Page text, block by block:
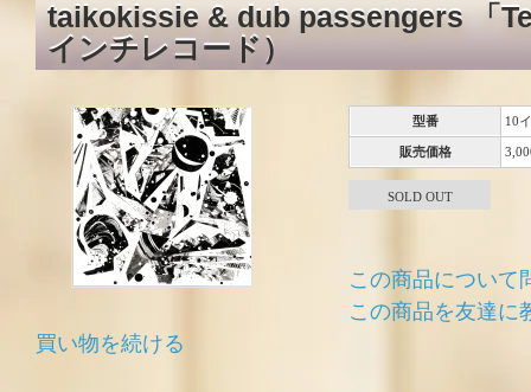
taikokissie & dub passengers 「
インチレコード）
型番 10
販売価格
SOLD OUT
この商品について
この商品を友達に
買い物を続ける